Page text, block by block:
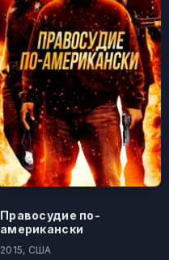
Правосудие по-
американски
2015, США